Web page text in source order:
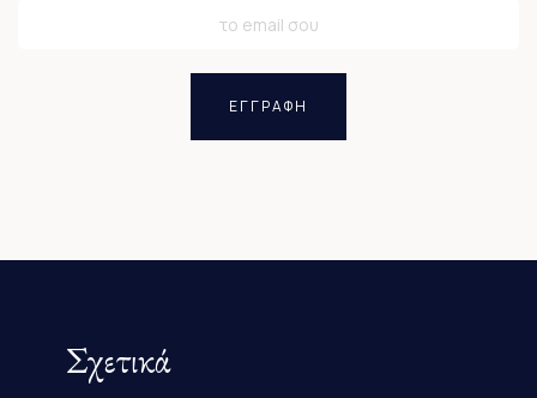
ΕΓΓΡΑΦΗ
Σχετικά